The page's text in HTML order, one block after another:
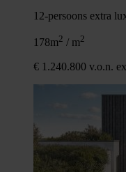
12-persoons extra
178m2 / m2
€ 1.240.800 v.o.n.